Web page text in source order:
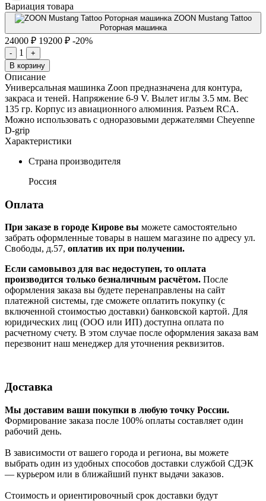
Вариация товара
ZOON Mustang Tattoo
Роторная машинка
24000 ₽ 19200 ₽ -20%
- 1
+
В корзину
Описание
Универсальная машинка Zoon предназначена для контура,
закраса и теней. Напряжение 6-9 V. Вылет иглы 3.5 мм. Вес
135 гр. Корпус из авиационного алюминия. Разъем RCA.
Можно использовать с одноразовыми держателями Cheyenne
D-grip
Характеристики
Страна производителя
Россия
Оплата
При заказе в городе Кирове вы можете самостоятельно
забрать оформленные товары в нашем магазине по адресу ул.
Свободы, д.57, оплатив их при получении.
Если самовывоз для вас недоступен, то оплата
производится только безналичным расчётом. После
оформления заказа вы будете перенаправлены на сайт
платежной системы, где сможете оплатить покупку (с
включенной стоимостью доставки) банковской картой. Для
юридических лиц (ООО или ИП) доступна оплата по
расчетному счету. В этом случае после оформления заказа вам
перезвонит наш менеджер для уточнения реквизитов.
Доставка
Мы доставим ваши покупки в любую точку России.
Формирование заказа после 100% оплаты составляет один
рабочий день.
В зависимости от вашего города и региона, вы можете
выбрать один из удобных способов доставки службой СДЭК
— курьером или в ближайший пункт выдачи заказов.
Стоимость и ориентировочный срок доставки будут